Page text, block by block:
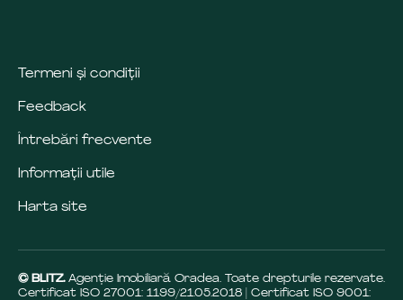
Termeni și condiții
Feedback
Întrebări frecvente
Informații utile
Harta site
© BLITZ. Agenție Imobiliară Oradea. Toate drepturile rezervate.
Certificat ISO 27001: 1199/21.05.2018 | Certificat ISO 9001: